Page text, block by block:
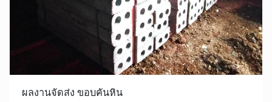
ผลงานจัดส่ง ขอบคันหิน